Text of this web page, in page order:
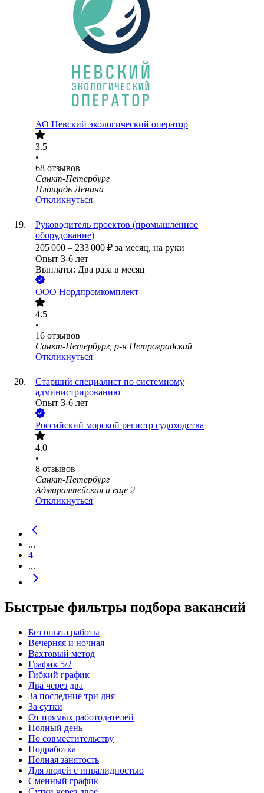
АО Невский экологический оператор
3.5
•
68 отзывов
Санкт-Петербург
Площадь Ленина
Откликнуться
Руководитель проектов (промышленное
оборудование)
205 000 – 233 000 ₽ за месяц, на руки
Опыт 3-6 лет
Выплаты: Два раза в месяц
ООО Нордпромкомплект
4.5
•
16 отзывов
Санкт-Петербург, р-н Петроградский
Откликнуться
Старший специалист по системному
администрированию
Опыт 3-6 лет
Российский морской регистр судоходства
4.0
•
8 отзывов
Санкт-Петербург
Адмиралтейская и еще 2
Откликнуться
...
4
...
Быстрые фильтры подбора вакансий
Без опыта работы
Вечерняя и ночная
Вахтовый метод
График 5/2
Гибкий график
Два через два
За последние три дня
За сутки
От прямых работодателей
Полный день
По совместительству
Подработка
Полная занятость
Для людей с инвалидностью
Сменный график